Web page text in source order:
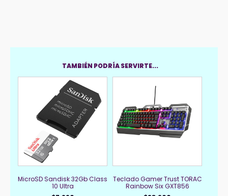
TAMBIÉN PODRÍA SERVIRTE...
MicroSD Sandisk 32Gb Class
10 Ultra
Teclado Gamer Trust TORAC
Rainbow Six GXT856